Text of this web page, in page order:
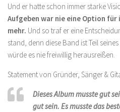
Und er hatte schon immer starke
Aufgeben war nie eine Option
mehr. Und so traf er eine
stand, denn diese Band ist Teil
würde es nie freiwillig herausreißen.
Statement von Gründer, Sänger &
Dieses Album musste gut
gut sein. Es musste das